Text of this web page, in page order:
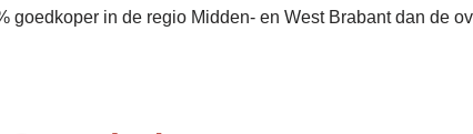
goedkoper in de regio Midden- en West Brabant dan de